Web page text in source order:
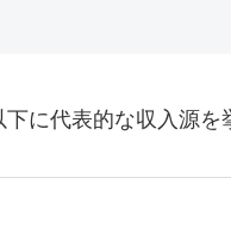
に代表的な収入源を